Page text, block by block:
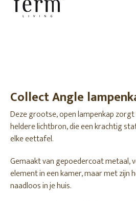
Collect Angle
Deze grootse, open lampenkap
heldere lichtbron, die een krachtig
elke eettafel.
Gemaakt van gepoedercoat metaal,
element in een kamer, maar met zijn
naadloos in je huis.